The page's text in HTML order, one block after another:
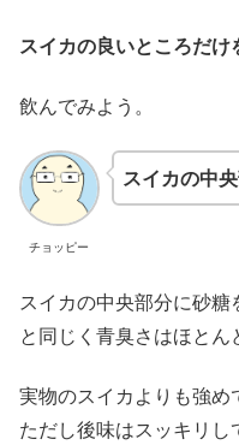
スイカの良いところだけ
飲んでみよう。
チョッピー
スイカの中
スイカの中央部分に砂糖
と同じく青臭さはほとん
実物のスイカよりも強め
ただし後味はスッキリし